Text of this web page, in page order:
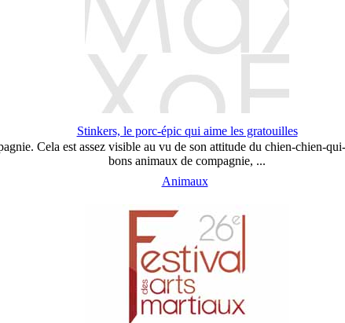
Stinkers, le porc-épic qui aime les gratouilles
Cela est assez visible au vu de son attitude du chien-chien-
bons animaux de compagnie, ...
Animaux